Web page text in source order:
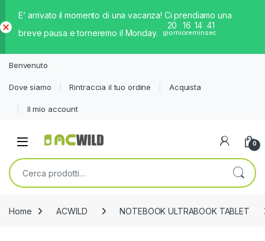
E’ arrivato il momento di una vacanza! Ci prendiamo una
breve pausa e torneremo il Monday.
20
giorni
16
ore
14
min
40
sec
iud
Benvenuto
Dove siamo Rintraccia il tuo ordine Acquista
Il mio account
0
Cerca:
Home ACWILD NOTEBOOK ULTRABOOK TABLET